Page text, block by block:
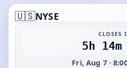
🇺🇸NYSE
CLOSES
5h
Fri, Aug 7 ·